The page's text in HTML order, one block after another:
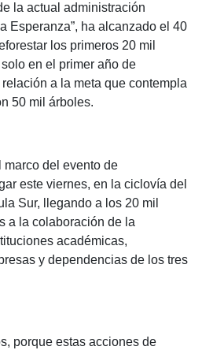
la actual administración
Esperanza”, ha alcanzado el 40
los primeros 20 mil
en el primer año de
a la meta que contempla
50 mil árboles.
marco del evento de
este viernes, en la ciclovía del
Sur, llegando a los 20 mil
a la colaboración de la
académicas,
y dependencias de los tres
porque estas acciones de